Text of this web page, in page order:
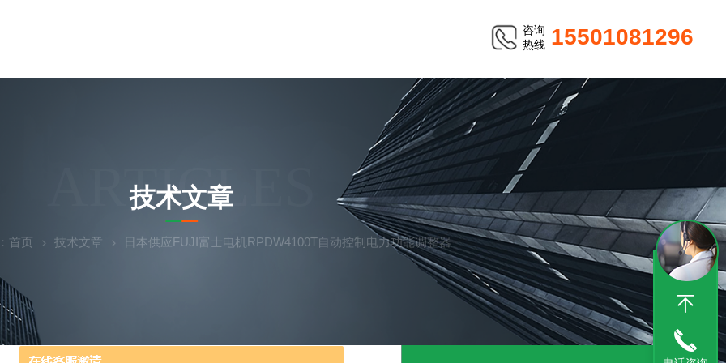
咨询
热线 15501081296
ARTICLES
技术文章
首页 技术文章 日本供应FUJI富士电机RPDW4100T自动控制电力功能调整器